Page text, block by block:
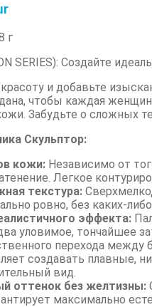
г
SERIES): Создайте
и добавьте
чтобы каждая
Забудьте о сложных
Скульптор:
кожи: Независимо от
Легкое
текстура:
ровно, без каких-
эффекта:
уловимое, тончайшее
перехода
создавать плавные,
вид.
оттенок без желтизны:
максимально